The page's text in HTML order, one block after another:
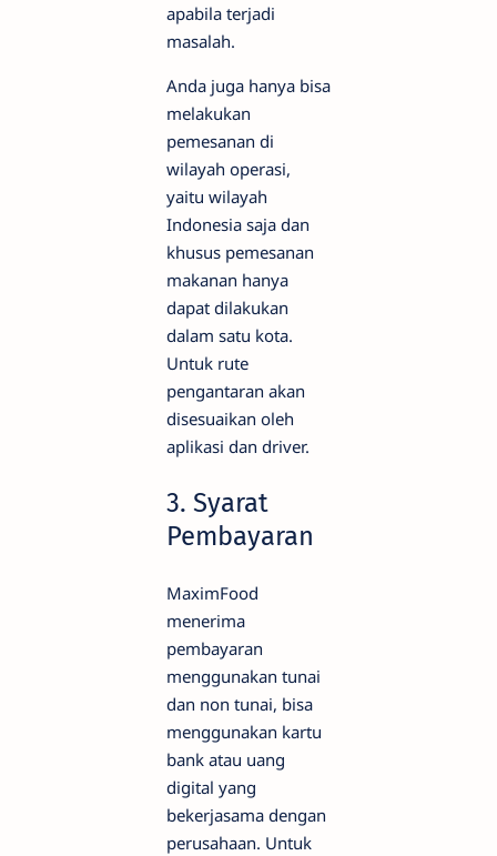
apabila terjadi
masalah.
Anda juga hanya bisa
melakukan
pemesanan di
wilayah operasi,
yaitu wilayah
Indonesia saja dan
khusus pemesanan
makanan hanya
dapat dilakukan
dalam satu kota.
Untuk rute
pengantaran akan
disesuaikan oleh
aplikasi dan driver.
3. Syarat
Pembayaran
MaximFood
menerima
pembayaran
menggunakan tunai
dan non tunai, bisa
menggunakan kartu
bank atau uang
digital yang
bekerjasama dengan
perusahaan. Untuk